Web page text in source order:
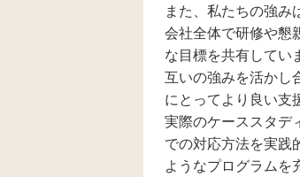
また、私たちの強み
会社全体で研修や懇
な目標を共有してい
互いの強みを活かし
にとってより良い支
実際のケーススタデ
での対応方法を実践
ようなプログラムを